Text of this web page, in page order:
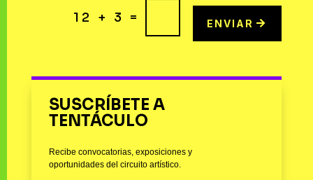
12 + 3 = ENVIAR
SUSCRÍBETE A
TENTÁCULO
Recibe convocatorias, exposiciones y
oportunidades del circuito artístico.